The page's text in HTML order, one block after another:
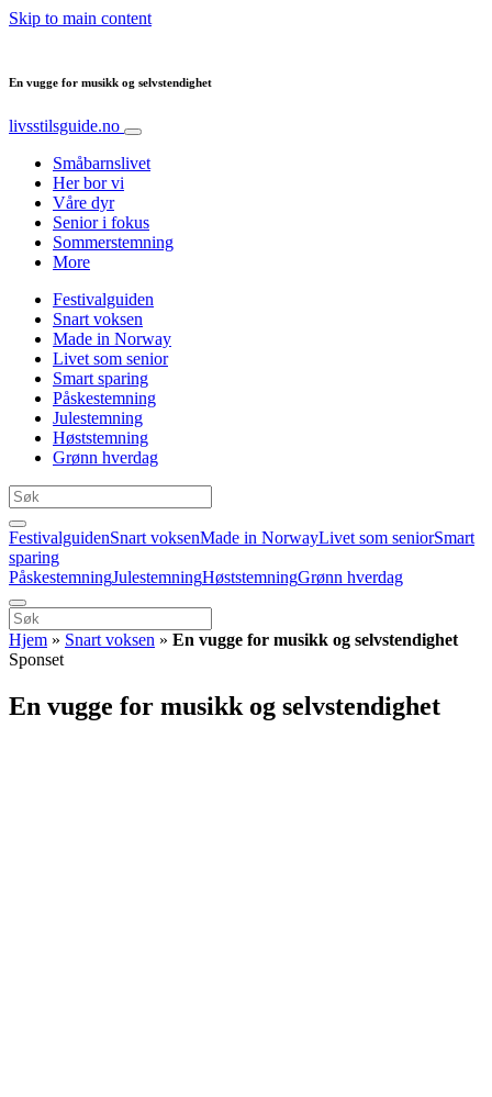
Skip to main content
En vugge for musikk og selvstendighet
livsstilsguide.no
Småbarnslivet
Her bor vi
Våre dyr
Senior i fokus
Sommerstemning
More
Festivalguiden
Snart voksen
Made in Norway
Livet som senior
Smart sparing
Påskestemning
Julestemning
Høststemning
Grønn hverdag
FestivalguidenSnart voksenMade in NorwayLivet som seniorSmart
sparing
PåskestemningJulestemningHøststemningGrønn hverdag
Hjem » Snart voksen » En vugge for musikk og selvstendighet
Sponset
En vugge for musikk og selvstendighet